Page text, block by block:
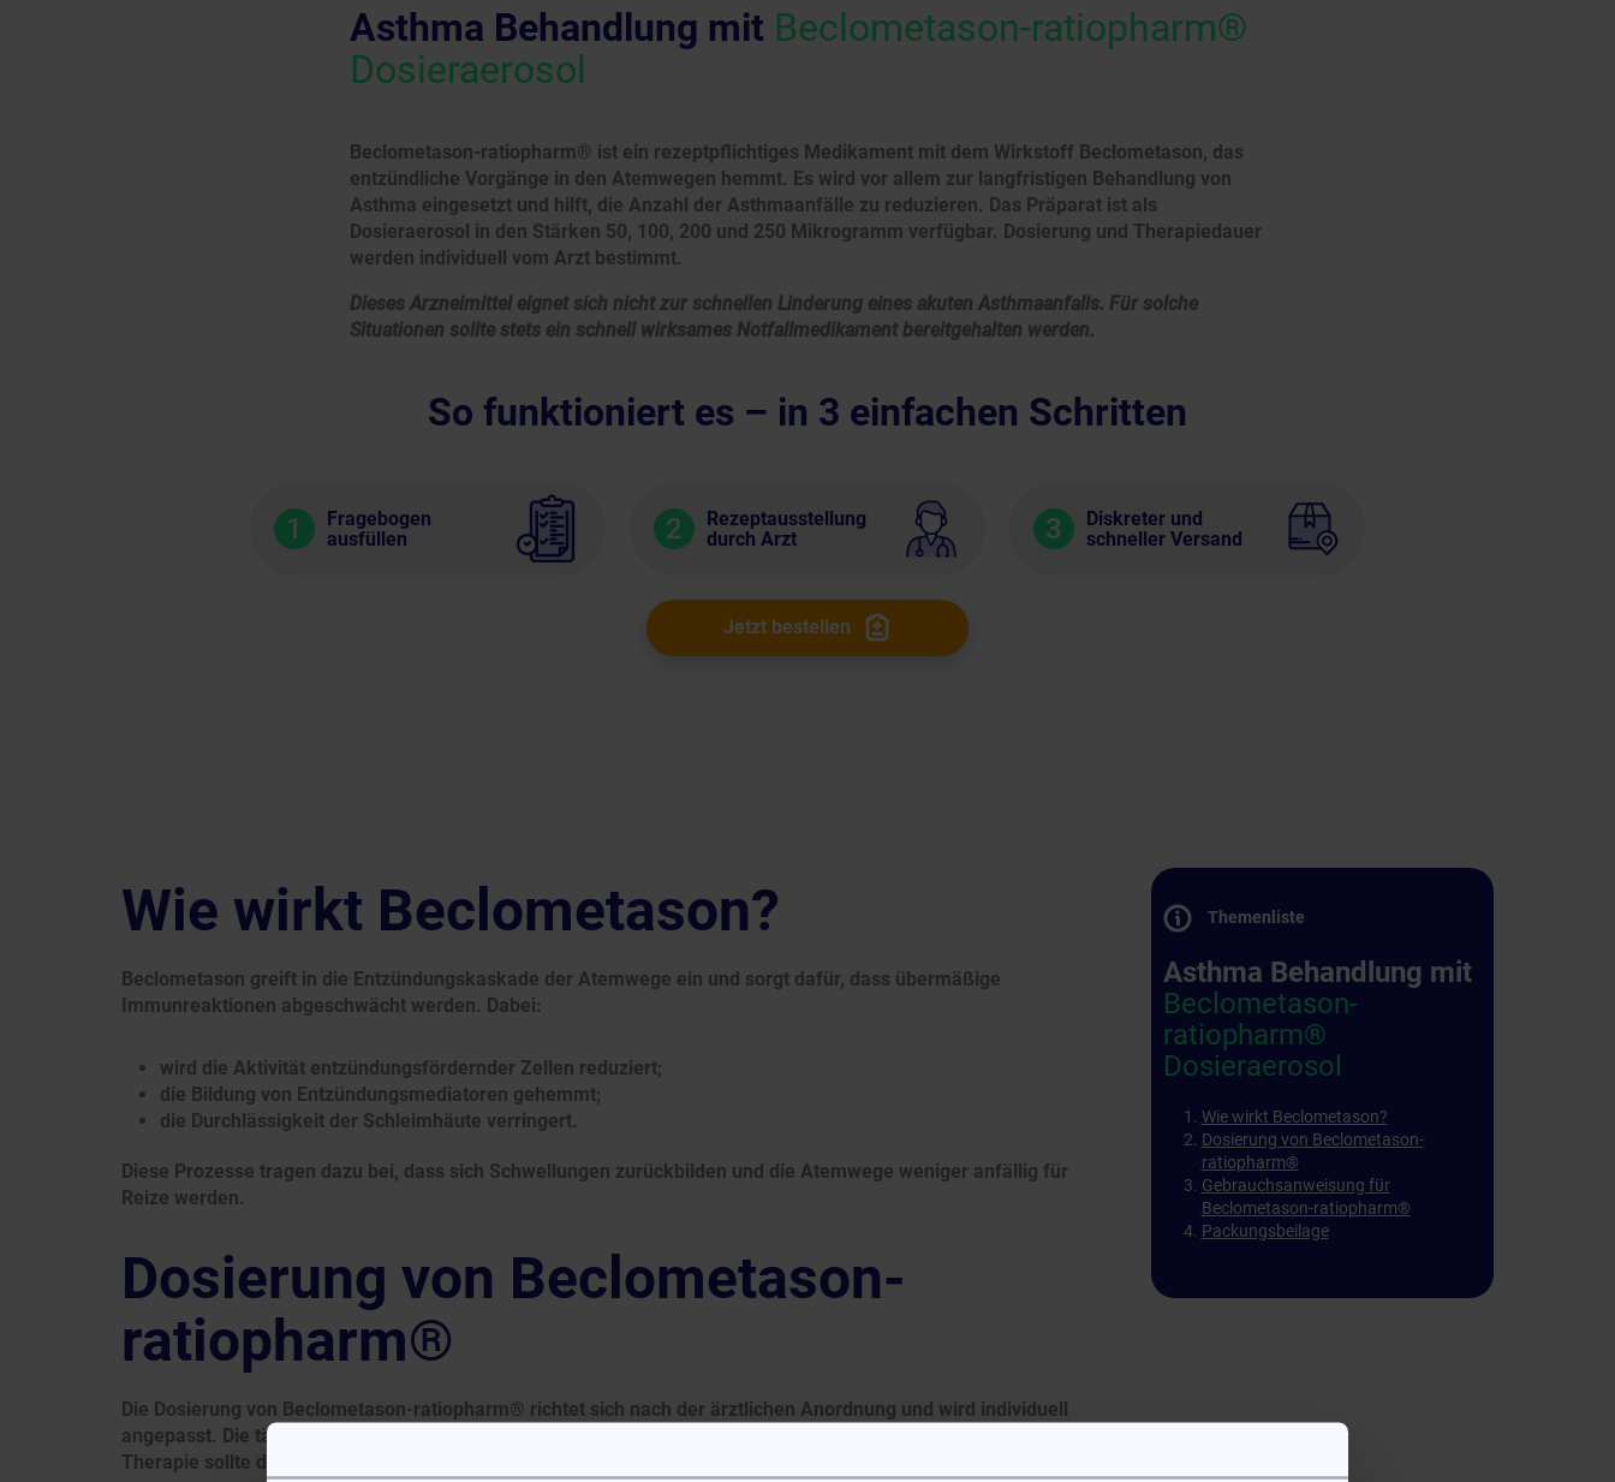
Asthma Behandlung mit Beclometason-ratiopharm®
Dosieraerosol
Beclometason-ratiopharm® ist ein rezeptpflichtiges Medikament mit dem Wirkstoff Beclometason, das
entzündliche Vorgänge in den Atemwegen hemmt. Es wird vor allem zur langfristigen Behandlung von
Asthma eingesetzt und hilft, die Anzahl der Asthmaanfälle zu reduzieren. Das Präparat ist als
Dosieraerosol in den Stärken 50, 100, 200 und 250 Mikrogramm verfügbar. Dosierung und Therapiedauer
werden individuell vom Arzt bestimmt.
Dieses Arzneimittel eignet sich nicht zur schnellen Linderung eines akuten Asthmaanfalls. Für solche
Situationen sollte stets ein schnell wirksames Notfallmedikament bereitgehalten werden.
So funktioniert es – in 3 einfachen Schritten
1
Fragebogen
ausfüllen
2
Rezeptausstellung
durch Arzt
3
Diskreter und
schneller Versand
Jetzt bestellen
Wie wirkt Beclometason?
Beclometason greift in die Entzündungskaskade der Atemwege ein und sorgt dafür, dass übermäßige
Immunreaktionen abgeschwächt werden. Dabei:
wird die Aktivität entzündungsfördernder Zellen reduziert;
die Bildung von Entzündungsmediatoren gehemmt;
die Durchlässigkeit der Schleimhäute verringert.
Diese Prozesse tragen dazu bei, dass sich Schwellungen zurückbilden und die Atemwege weniger anfällig für
Reize werden.
Dosierung von Beclometason-
ratiopharm®
Die Dosierung von Beclometason-ratiopharm® richtet sich nach der ärztlichen Anordnung und wird individuell
angepasst. Die tägliche Gesamtmenge wird üblicherweise auf mehrere Anwendungen verteilt. Vor Beginn der
Therapie sollte die Packungsbeilage sorgfältig gelesen werden.
Themenliste
Asthma Behandlung mit
Beclometason-
ratiopharm®
Dosieraerosol
Wie wirkt Beclometason?
Dosierung von Beclometason-
ratiopharm®
Gebrauchsanweisung für
Beclometason-ratiopharm®
Packungsbeilage